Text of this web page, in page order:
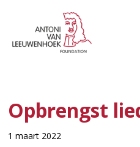
Opbrengst
1 maart 2022